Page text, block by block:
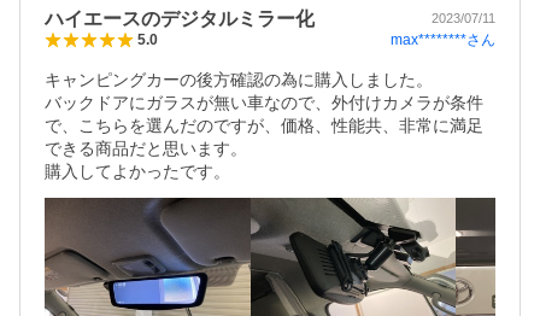
ハイエースのデジタルミラー化 2023/07/11
5.0 max********さん
キャンピングカーの後方確認の為に購入しました。
バックドアにガラスが無い車なので、外付けカメラが条件
で、こちらを選んだのですが、価格、性能共、非常に満足
できる商品だと思います。
購入してよかったです。